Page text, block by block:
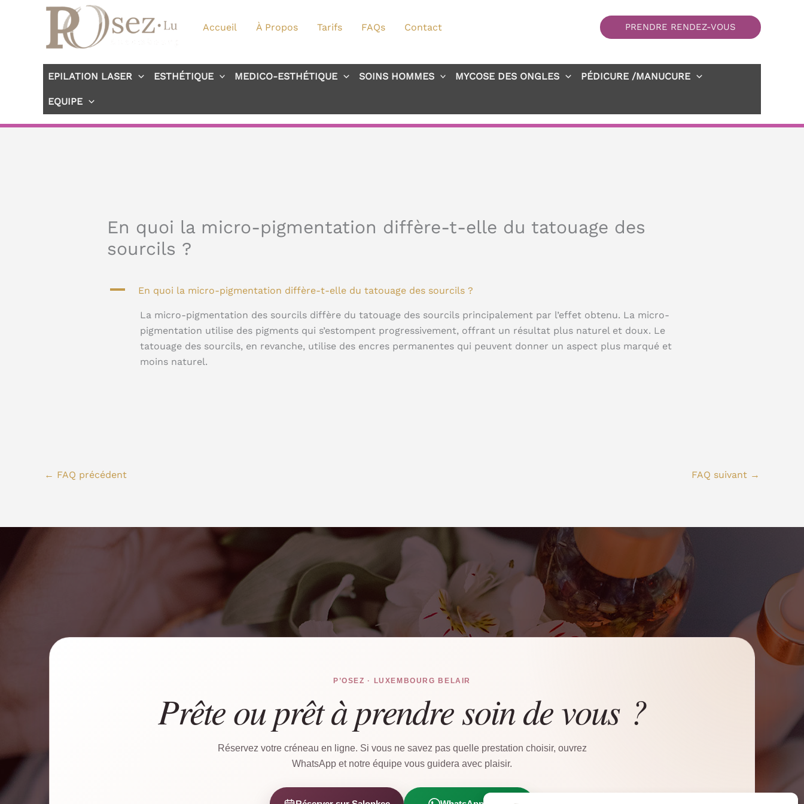
Accueil À Propos Tarifs FAQs Contact PRENDRE RENDEZ-VOUS
EPILATION LASER ESTHÉTIQUE MEDICO-ESTHÉTIQUE SOINS HOMMES MYCOSE DES ONGLES PÉDICURE /MANUCURE
EQUIPE
En quoi la micro-pigmentation diffère-t-elle du tatouage des
sourcils ?
A En quoi la micro-pigmentation diffère-t-elle du tatouage des sourcils ?
La micro-pigmentation des sourcils diffère du tatouage des sourcils principalement par l’effet obtenu. La micro-
pigmentation utilise des pigments qui s’estompent progressivement, offrant un résultat plus naturel et doux. Le
tatouage des sourcils, en revanche, utilise des encres permanentes qui peuvent donner un aspect plus marqué et
moins naturel.
← FAQ précédent FAQ suivant →
P’OSEZ · LUXEMBOURG BELAIR
Prête ou prêt à prendre soin de vous ?
Réservez votre créneau en ligne. Si vous ne savez pas quelle prestation choisir, ouvrez
WhatsApp et notre équipe vous guidera avec plaisir.